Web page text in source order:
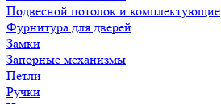
Подвесной потолок и комплектующие
Фурнитура для дверей
Замки
Запорные механизмы
Петли
Ручки